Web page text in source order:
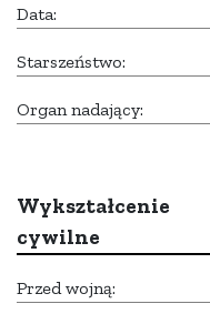
Data:
Starszeństwo:
Organ nadający:
Wykształcenie
cywilne
Przed wojną: